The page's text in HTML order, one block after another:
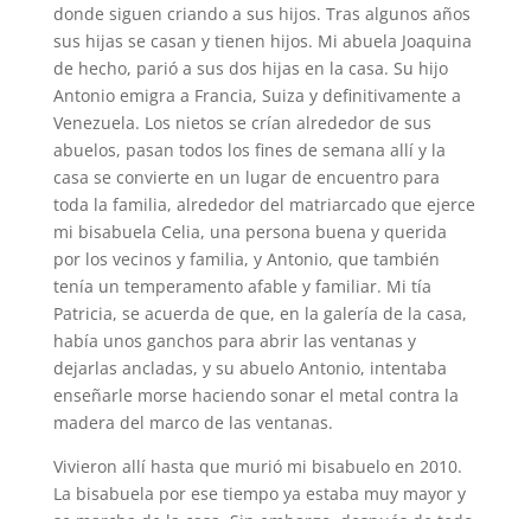
donde siguen criando a sus hijos. Tras algunos años
sus hijas se casan y tienen hijos. Mi abuela Joaquina
de hecho, parió a sus dos hijas en la casa. Su hijo
Antonio emigra a Francia, Suiza y definitivamente a
Venezuela. Los nietos se crían alrededor de sus
abuelos, pasan todos los fines de semana allí y la
casa se convierte en un lugar de encuentro para
toda la familia, alrededor del matriarcado que ejerce
mi bisabuela Celia, una persona buena y querida
por los vecinos y familia, y Antonio, que también
tenía un temperamento afable y familiar. Mi tía
Patricia, se acuerda de que, en la galería de la casa,
había unos ganchos para abrir las ventanas y
dejarlas ancladas, y su abuelo Antonio, intentaba
enseñarle morse haciendo sonar el metal contra la
madera del marco de las ventanas.
Vivieron allí hasta que murió mi bisabuelo en 2010.
La bisabuela por ese tiempo ya estaba muy mayor y